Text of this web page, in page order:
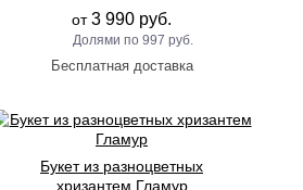
от3 990 руб.
997 руб.
Букет из разноцветных
хризантем Гламур